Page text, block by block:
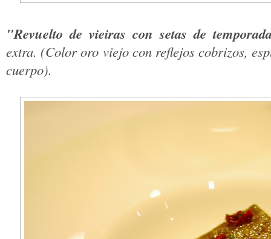
"Revuelto de vieiras con setas de
extra. (Color oro viejo con reflejos cobrizos,
cuerpo).